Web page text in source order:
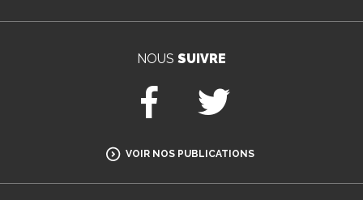
NOUS SUIVRE
Facebook
VOIR NOS PUBLICATIONS